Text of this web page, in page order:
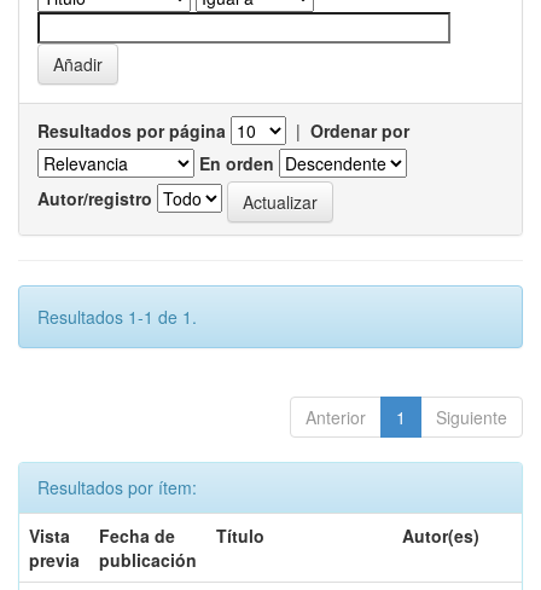
Resultados por página | Ordenar por
En orden
Autor/registro
Resultados 1-1 de 1.
Anterior 1 Siguiente
Resultados por ítem:
Vista
previa
Fecha de
publicación
Título Autor(es)